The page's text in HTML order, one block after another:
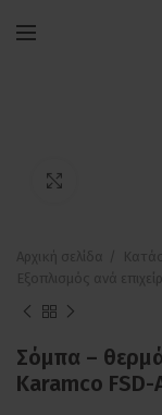
Σόμπα –
Karamco FSD-